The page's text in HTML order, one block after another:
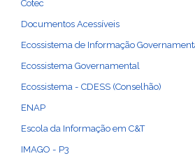
Cotec
Documentos Acessíveis
Ecossistema de Informação
Ecossistema Governamental
Ecossistema - CDESS (Conselhão)
ENAP
Escola da Informação em C&T
IMAGO - P3